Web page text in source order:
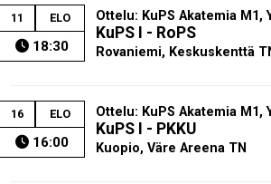
11 ELO
18:30
Ottelu: KuPS Akatemia M1,
KuPS I - RoPS
Rovaniemi, Keskuskenttä
16 ELO
16:00
Ottelu: KuPS Akatemia M1,
KuPS I - PKKU
Kuopio, Väre Areena TN